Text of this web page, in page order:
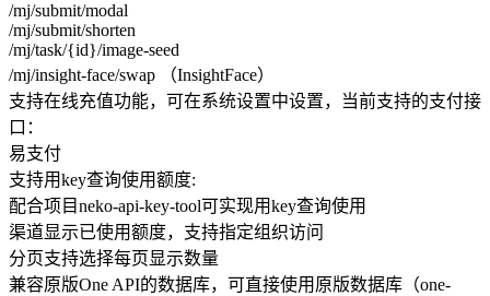
/mj/submit/modal
/mj/submit/shorten
/mj/task/{id}/image-seed
/mj/insight-face/swap （InsightFace）
支持在线充值功能，可在系统设置中设置，当前支持的支付接
口：
易支付
支持用key查询使用额度:
配合项目neko-api-key-tool可实现用key查询使用
渠道显示已使用额度，支持指定组织访问
分页支持选择每页显示数量
兼容原版One API的数据库，可直接使用原版数据库（one-